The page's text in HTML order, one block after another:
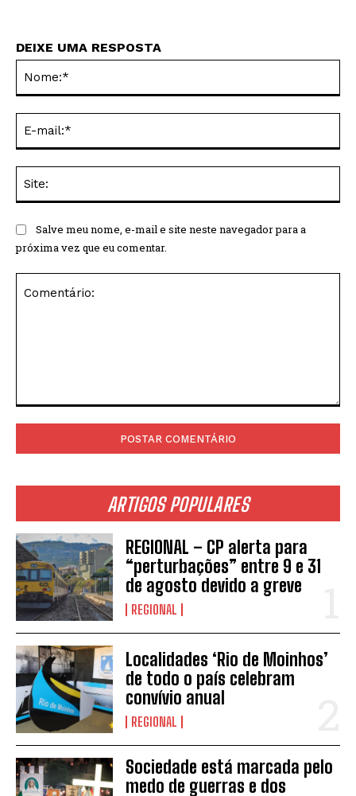
ARTIGOS POPULARES
REGIONAL – CP alerta para
“perturbações” entre 9 e 31
de agosto devido a greve
REGIONAL
Localidades ‘Rio de Moinhos’
de todo o país celebram
convívio anual
REGIONAL
Sociedade está marcada pelo
medo de guerras e dos
DEIXE UMA RESPOSTA
Salve meu nome, e-mail e site neste navegador para a
próxima vez que eu comentar.